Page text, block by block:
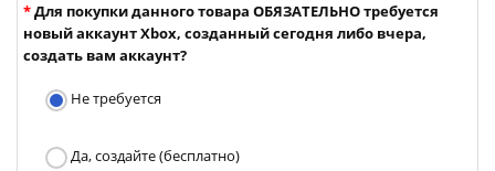
Для покупки данного товара ОБЯЗАТЕЛЬНО требуется
новый аккаунт Xbox, созданный сегодня либо вчера,
создать вам аккаунт?
Не требуется
Да, создайте (бесплатно)